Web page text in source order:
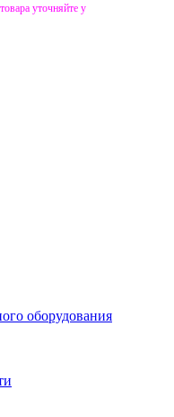
уточняйте у
оборудования